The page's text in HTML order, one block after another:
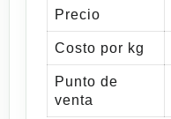
Precio
Costo por kg
Punto de
venta